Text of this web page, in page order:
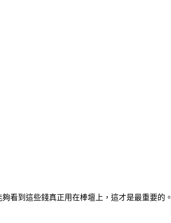
看到這些錢真正用在棒壇上，這才是最重要的。